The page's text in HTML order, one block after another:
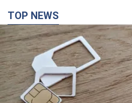
TOP NEWS